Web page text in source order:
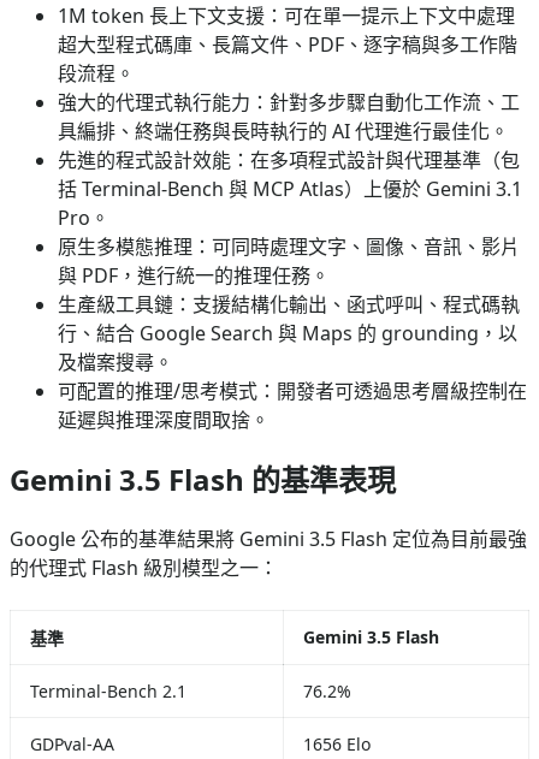
1M token 長上下文支援：可在單一提示上下文中處理
超大型程式碼庫、長篇文件、PDF、逐字稿與多工作階
段流程。
強大的代理式執行能力：針對多步驟自動化工作流、工
具編排、終端任務與長時執行的 AI 代理進行最佳化。
先進的程式設計效能：在多項程式設計與代理基準（包
括 Terminal-Bench 與 MCP Atlas）上優於 Gemini 3.1
Pro。
原生多模態推理：可同時處理文字、圖像、音訊、影片
與 PDF，進行統一的推理任務。
生產級工具鏈：支援結構化輸出、函式呼叫、程式碼執
行、結合 Google Search 與 Maps 的 grounding，以
及檔案搜尋。
可配置的推理/思考模式：開發者可透過思考層級控制在
延遲與推理深度間取捨。
Gemini 3.5 Flash 的基準表現
Google 公布的基準結果將 Gemini 3.5 Flash 定位為目前最強
的代理式 Flash 級別模型之一：
基準 Gemini 3.5 Flash
Terminal-Bench 2.1 76.2%
GDPval-AA 1656 Elo